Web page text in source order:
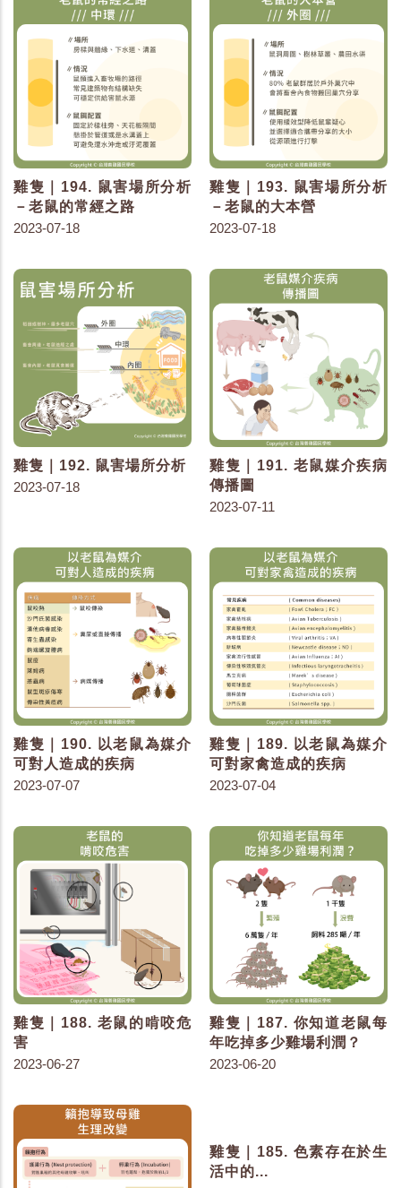
雞隻｜194. 鼠害場所分析
－老鼠的常經之路
2023-07-18
雞隻｜193. 鼠害場所分析
－老鼠的大本營
2023-07-18
雞隻｜192. 鼠害場所分析
2023-07-18
雞隻｜191. 老鼠媒介疾病
傳播圖
2023-07-11
雞隻｜190. 以老鼠為媒介
可對人造成的疾病
2023-07-07
雞隻｜189. 以老鼠為媒介
可對家禽造成的疾病
2023-07-04
雞隻｜188. 老鼠的啃咬危
害
2023-06-27
雞隻｜187. 你知道老鼠每
年吃掉多少雞場利潤？
2023-06-20